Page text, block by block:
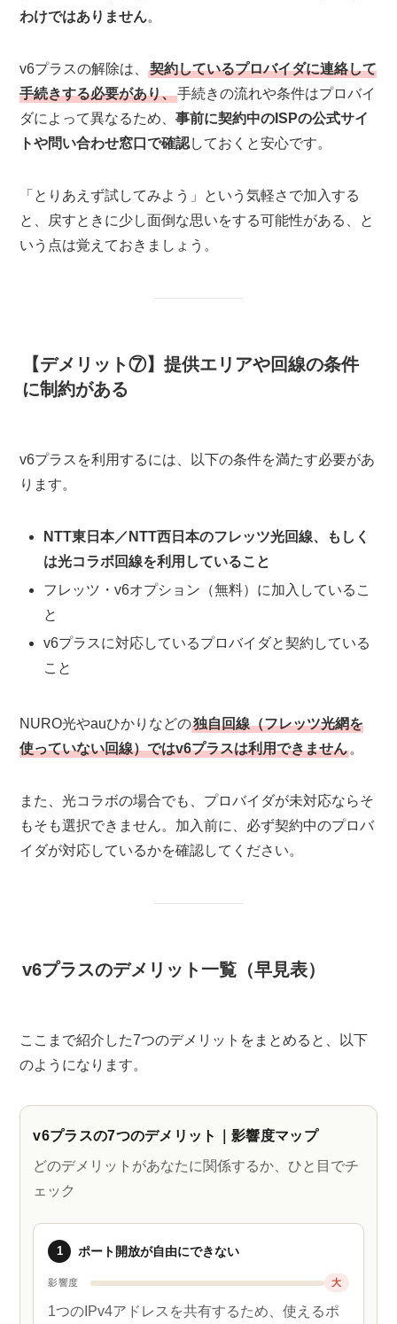
わけではありません。
v6プラスの解除は、契約しているプロバイダに連絡して
手続きする必要があり、手続きの流れや条件はプロバイ
ダによって異なるため、事前に契約中のISPの公式サイ
トや問い合わせ窓口で確認しておくと安心です。
「とりあえず試してみよう」という気軽さで加入する
と、戻すときに少し面倒な思いをする可能性がある、と
いう点は覚えておきましょう。
【デメリット⑦】提供エリアや回線の条件
に制約がある
v6プラスを利用するには、以下の条件を満たす必要があ
ります。
NTT東日本／NTT西日本のフレッツ光回線、もしく
は光コラボ回線を利用していること
フレッツ・v6オプション（無料）に加入しているこ
と
v6プラスに対応しているプロバイダと契約している
こと
NURO光やauひかりなどの独自回線（フレッツ光網を
使っていない回線）ではv6プラスは利用できません 。
また、光コラボの場合でも、プロバイダが未対応ならそ
もそも選択できません。加入前に、必ず契約中のプロバ
イダが対応しているかを確認してください。
v6プラスのデメリット一覧（早見表）
ここまで紹介した7つのデメリットをまとめると、以下
のようになります。
v6プラスの7つのデメリット｜影響度マップ
どのデメリットがあなたに関係するか、ひと目でチ
ェック
1 ポート開放が自由にできない
影響度 大
1つのIPv4アドレスを共有するため、使えるポ